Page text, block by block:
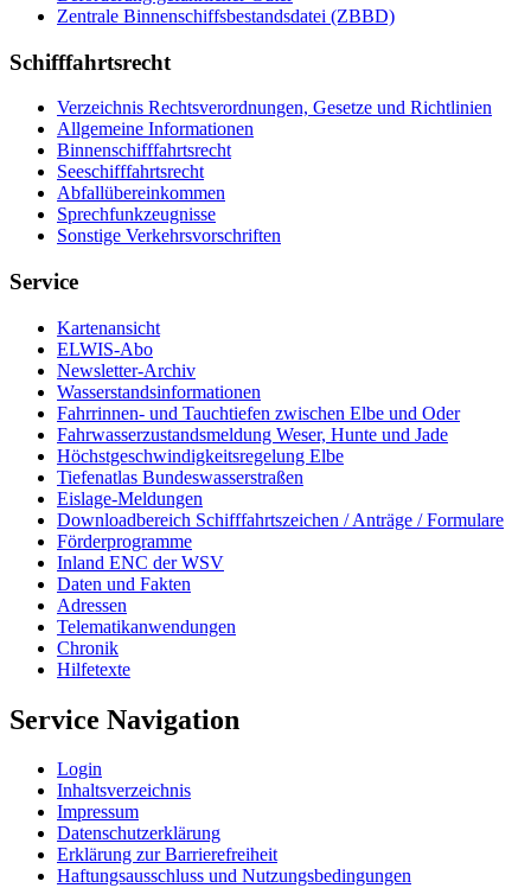
Zen­tra­le Bin­nen­schiffs­be­stands­da­tei (ZBBD)
Schifffahrtsrecht
Ver­zeich­nis Rechts­ver­ord­nun­gen, Ge­set­ze und Richt­li­ni­en
All­ge­mei­ne In­for­ma­tio­nen
Bin­nen­schiff­fahrts­recht
See­schiff­fahrts­recht
Ab­fall­über­ein­kom­men
Sprech­funk­zeug­nis­se
Sons­ti­ge Ver­kehrs­vor­schrif­ten
Service
Kar­ten­an­sicht
EL­WIS-​Abo
Newslet­ter-​Ar­chiv
Was­ser­stands­in­for­ma­tio­nen
Fahr­rin­nen-​ und Tauch­tie­fen zwi­schen El­be und Oder
Fahr­was­ser­zu­stands­mel­dung We­ser, Hun­te und Ja­de
Höchst­ge­schwin­dig­keits­re­ge­lung El­be
Tie­fe­n­at­las Bun­des­was­ser­stra­ßen
Eis­la­ge-​Mel­dun­gen
Dow­n­load­be­reich Schiff­fahrts­zei­chen / An­trä­ge / For­mu­la­re
För­der­pro­gram­me
In­land ENC der WSV
Da­ten und Fak­ten
Adres­sen
Te­le­ma­ti­kan­wen­dun­gen
Chro­nik
Hil­fe­tex­te
Service Navigation
Log­in
In­halts­ver­zeich­nis
Im­pres­s­um
Da­ten­schut­z­er­klä­rung
Er­klä­rung zur Bar­rie­re­frei­heit
Haf­tungs­aus­schluss und Nut­zungs­be­din­gun­gen